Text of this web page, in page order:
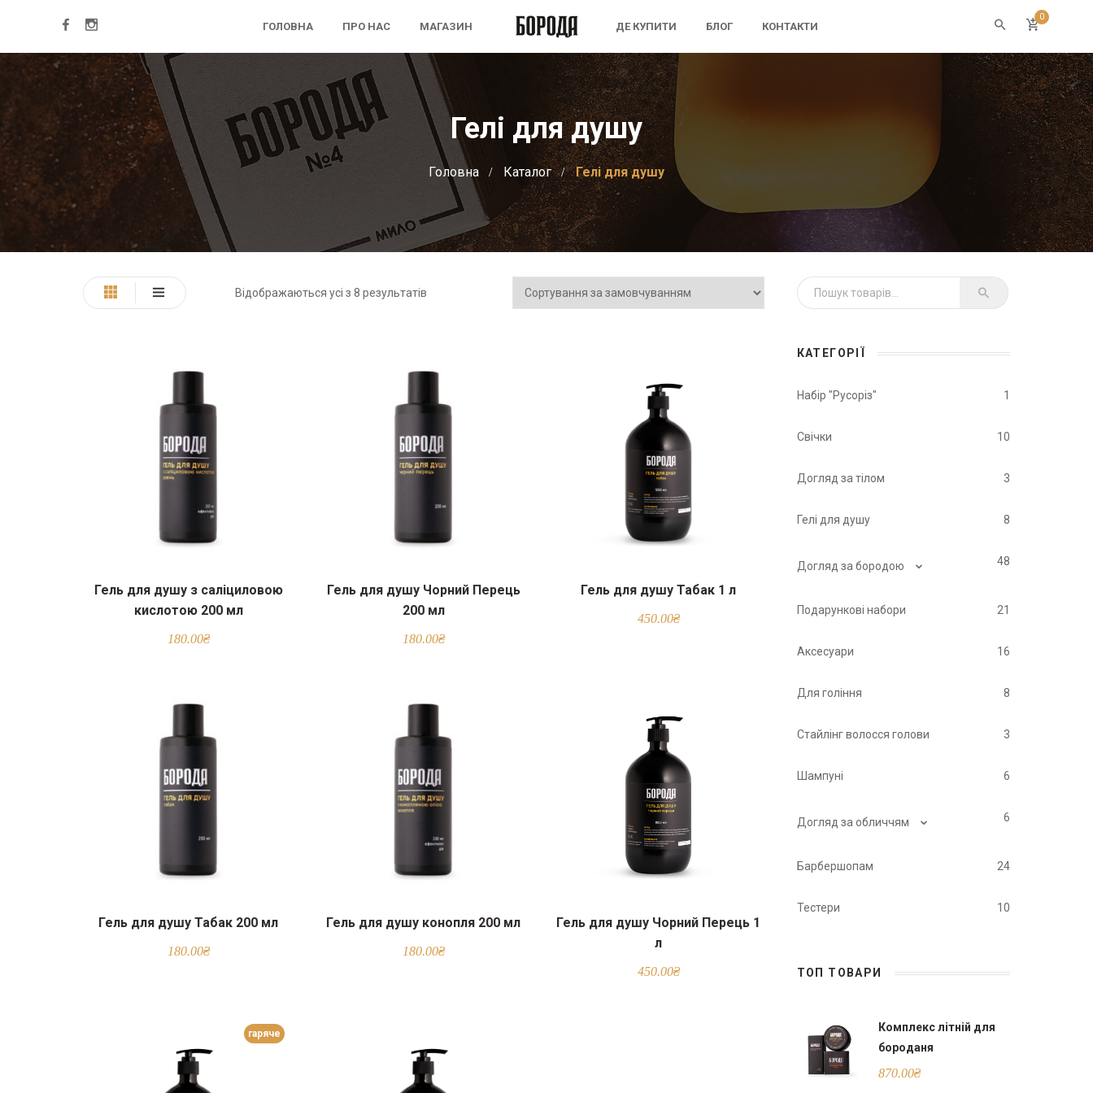
ГОЛОВНА ПРО НАС МАГАЗИН ДЕ КУПИТИ БЛОГ КОНТАКТИ
0
Гелі для душу
Головна Каталог Гелі для душу
Відображаються усі з 8 результатів
Гель для душу з саліциловою
кислотою 200 мл
180.00₴
Гель для душу Чорний Перець
200 мл
180.00₴
Гель для душу Табак 1 л
450.00₴
Гель для душу Табак 200 мл
180.00₴
Гель для душу конопля 200 мл
180.00₴
Гель для душу Чорний Перець 1
л
450.00₴
гаряче
Шукати:
КАТЕГОРІЇ
Набір "Русоріз" 1
Свічки 10
Догляд за тілом 3
Гелі для душу 8
Догляд за бородою ⌄ 48
Подарункові набори 21
Аксесуари 16
Для гоління 8
Стайлінг волосся голови 3
Шампуні 6
Догляд за обличчям ⌄ 6
Барбершопам 24
Тестери 10
ТОП ТОВАРИ
Комплекс літній для
бороданя
870.00₴